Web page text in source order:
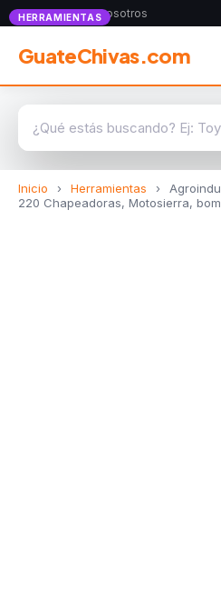
Anunciate con nosotros
GuateChivas.com
Inicio › Herramientas ›
220 Chapeadoras, Motosierra,
HERRAMIENTAS